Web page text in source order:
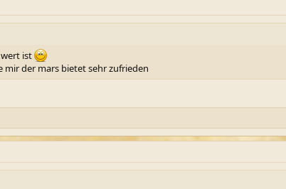
ist
mir der mars bietet sehr zufrieden